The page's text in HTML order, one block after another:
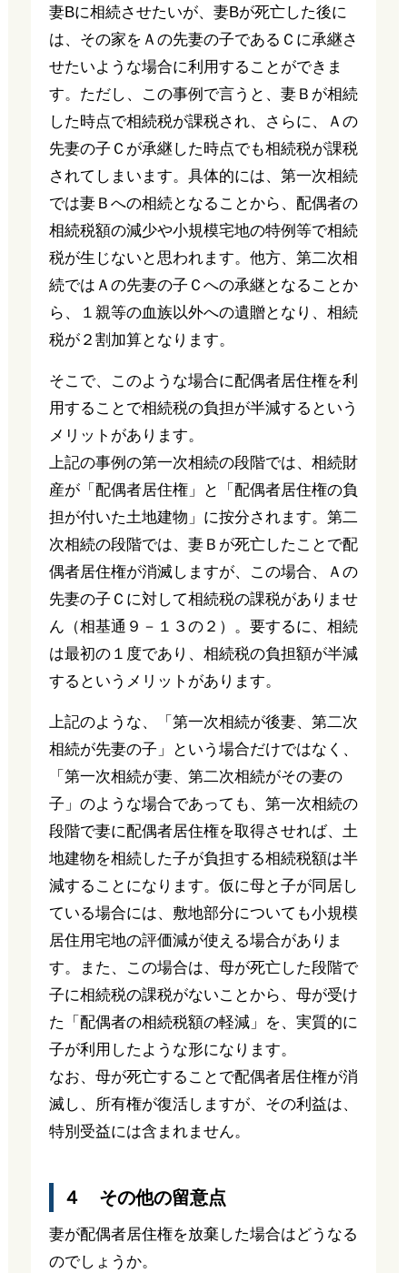
妻Bに相続させたいが、妻Bが死亡した後に
は、その家をＡの先妻の子であるＣに承継さ
せたいような場合に利用することができま
す。ただし、この事例で言うと、妻Ｂが相続
した時点で相続税が課税され、さらに、Ａの
先妻の子Ｃが承継した時点でも相続税が課税
されてしまいます。具体的には、第一次相続
では妻Ｂへの相続となることから、配偶者の
相続税額の減少や小規模宅地の特例等で相続
税が生じないと思われます。他方、第二次相
続ではＡの先妻の子Ｃへの承継となることか
ら、１親等の血族以外への遺贈となり、相続
税が２割加算となります。
そこで、このような場合に配偶者居住権を利
用することで相続税の負担が半減するという
メリットがあります。
上記の事例の第一次相続の段階では、相続財
産が「配偶者居住権」と「配偶者居住権の負
担が付いた土地建物」に按分されます。第二
次相続の段階では、妻Ｂが死亡したことで配
偶者居住権が消滅しますが、この場合、Ａの
先妻の子Ｃに対して相続税の課税がありませ
ん（相基通９－１３の２）。要するに、相続
は最初の１度であり、相続税の負担額が半減
するというメリットがあります。
上記のような、「第一次相続が後妻、第二次
相続が先妻の子」という場合だけではなく、
「第一次相続が妻、第二次相続がその妻の
子」のような場合であっても、第一次相続の
段階で妻に配偶者居住権を取得させれば、土
地建物を相続した子が負担する相続税額は半
減することになります。仮に母と子が同居し
ている場合には、敷地部分についても小規模
居住用宅地の評価減が使える場合がありま
す。また、この場合は、母が死亡した段階で
子に相続税の課税がないことから、母が受け
た「配偶者の相続税額の軽減」を、実質的に
子が利用したような形になります。
なお、母が死亡することで配偶者居住権が消
滅し、所有権が復活しますが、その利益は、
特別受益には含まれません。
４ その他の留意点
妻が配偶者居住権を放棄した場合はどうなる
のでしょうか。